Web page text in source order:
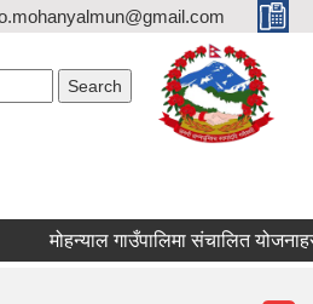
मोहन्याल गाउँपालिमा संचालित